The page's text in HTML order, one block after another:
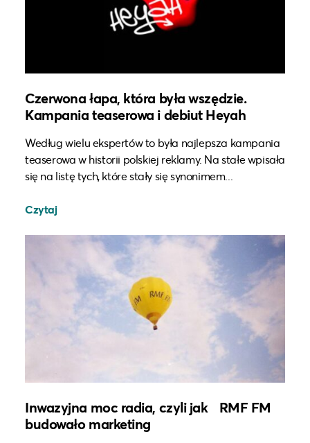
Czerwona łapa, która była wszędzie.
Kampania teaserowa i debiut Heyah
Według wielu ekspertów to była najlepsza kampania
teaserowa w historii polskiej reklamy. Na stałe wpisała
się na listę tych, które stały się synonimem...
Czytaj
Inwazyjna moc radia, czyli jak RMF FM
budowało marketing